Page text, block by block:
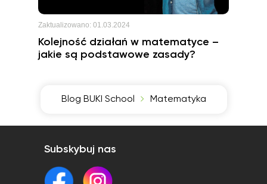
Zaktualizowano: 01.03.2024
Kolejność działań w matematyce –
jakie są podstawowe zasady?
Blog BUKI School Matematyka
Subskybuj nas